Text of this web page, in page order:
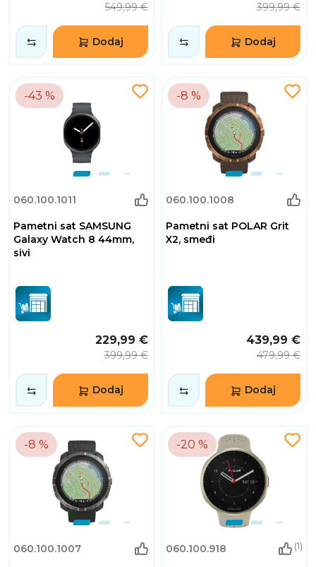
549,99 €
Dodaj
399,99 €
Dodaj
-43 %
060.100.1011
Pametni sat SAMSUNG
Galaxy Watch 8 44mm,
sivi
229,99 €
399,99 €
Dodaj
-8 %
060.100.1008
Pametni sat POLAR Grit
X2, smeđi
439,99 €
479,99 €
Dodaj
-8 %
060.100.1007
-20 %
060.100.918 (1)